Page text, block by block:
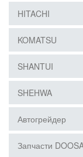
HITACHI
KOMATSU
SHANTUI
SHEHWA
Автогрейдер
Запчасти